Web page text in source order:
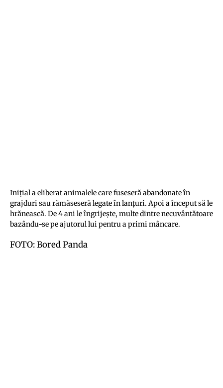
Iniţial a eliberat animalele care fuseseră abandonate în
grajduri sau rămăseseră legate în lanţuri. Apoi a început să le
hrănească. De 4 ani le îngrijeşte, multe dintre necuvântătoare
bazându-se pe ajutorul lui pentru a primi mâncare.
FOTO: Bored Panda